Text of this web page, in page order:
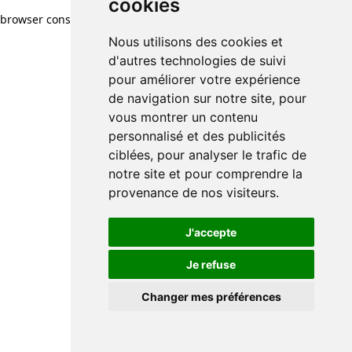
cookies
Nous utilisons des cookies et
d'autres technologies de suivi
pour améliorer votre expérience
de navigation sur notre site, pour
vous montrer un contenu
personnalisé et des publicités
ciblées, pour analyser le trafic de
notre site et pour comprendre la
provenance de nos visiteurs.
J'accepte
Je refuse
Changer mes préférences
browser console for more information)